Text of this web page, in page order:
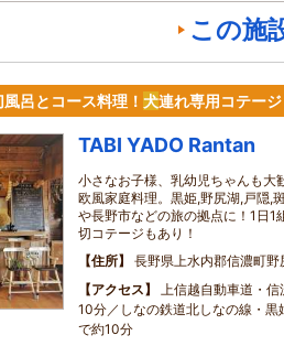
この施
呂とコース料理！ 犬連れ専用コテー
TABI YADO Rantan
小さなお子様、乳幼児ちゃんも大
欧風家庭料理。黒姫,野尻湖,戸隠,
や長野市などの旅の拠点に！1日1
切コテージもあり！
住所
長野県上水内郡信濃町
アクセス
上信越自動車道・
10分／しなの鉄道北しなの線・黒
で約10分